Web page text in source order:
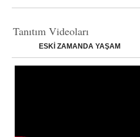
Tanıtım Videoları
ESKİ ZAMANDA YAŞAM